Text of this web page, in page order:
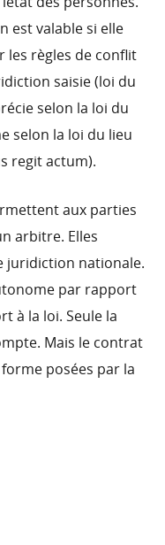
est valable si elle
les règles de conflit
saisie (loi du
selon la loi du
selon la loi du lieu
regit actum).
aux parties
arbitre. Elles
juridiction nationale.
par rapport
à la loi. Seule la
Mais le contrat
posées par la